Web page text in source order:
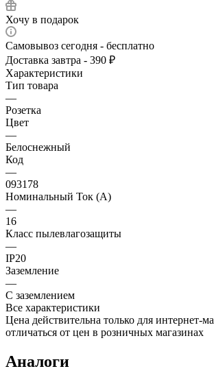
Хочу в подарок
Самовывоз сегодня - бесплатно
Доставка завтра - 390 ₽
Характеристики
Тип товара
—
Розетка
Цвет
—
Белоснежный
Код
—
093178
Номинальный Ток (A)
—
16
Класс пылевлагозащиты
—
IP20
Заземление
—
С заземлением
Все характеристики
Цена действительна только для интернет-
отличаться от цен в розничных магазинах
Аналоги